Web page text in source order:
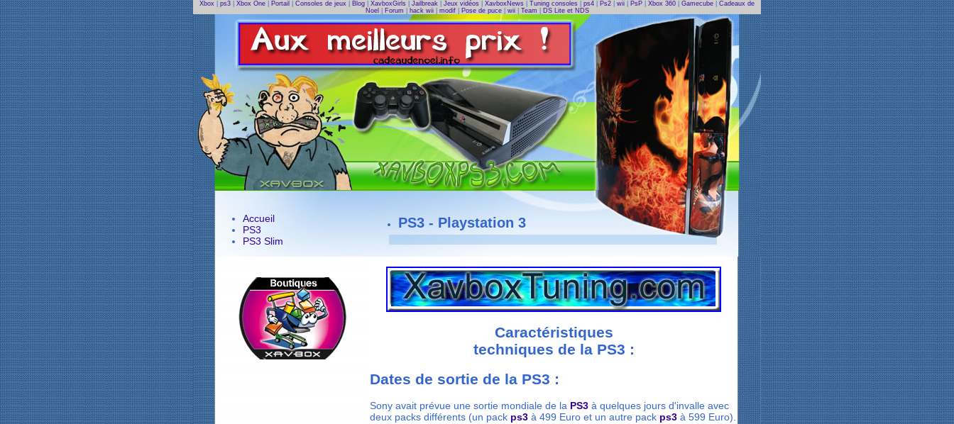
Xbox ps3 Xbox One Portail Consoles de jeux Blog XavboxGirls Jailbreak Jeux vidéos XavboxNews Tuning consoles ps4 Ps2 wii PsP Xbox 360 Gamecube
Cadeaux de
Noel
Forum hack wii| modif| Pose de puce| wii| Team DS Lite et NDS
Accueil
PS3
PS3 Slim
PS3 - Playstation 3
Caractéristiques
techniques de la PS3 :
Dates de sortie de la PS3 :
Sony avait prévue une sortie mondiale de la PS3 à quelques jours d'invalle avec
deux packs différents (un pack ps3 à 499 Euro et un autre pack ps3 à 599 Euro).